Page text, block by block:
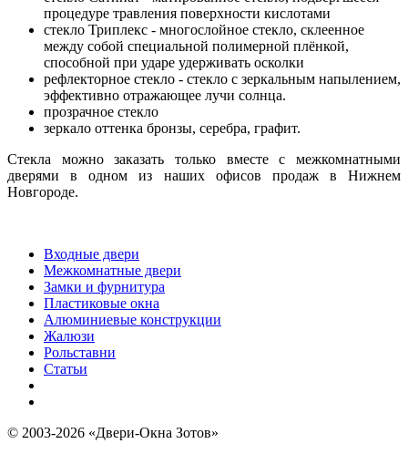
процедуре травления поверхности кислотами
стекло Триплекс - многослойное стекло, склеенное
между собой специальной полимерной плёнкой,
способной при ударе удерживать осколки
рефлекторное стекло - стекло с зеркальным напылением,
эффективно отражающее лучи солнца.
прозрачное стекло
зеркало оттенка бронзы, серебра, графит.
Стекла можно заказать только вместе с межкомнатными
дверями в одном из наших офисов продаж в Нижнем
Новгороде.
Входные двери
Межкомнатные двери
Замки и фурнитура
Пластиковые окна
Алюминиевые конструкции
Жалюзи
Рольставни
Статьи
© 2003-2026 «Двери-Окна Зотов»